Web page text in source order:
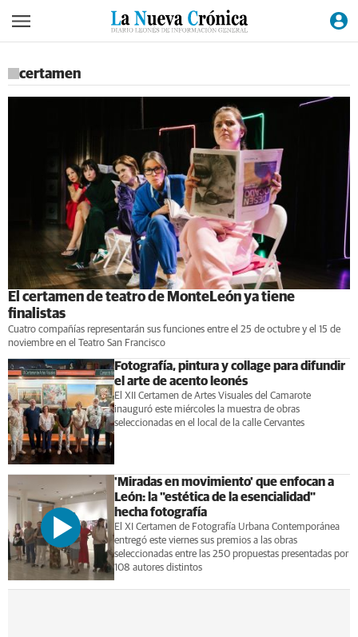
certamen
El certamen de teatro de MonteLeón ya tiene
finalistas
Cuatro compañías representarán sus funciones entre el 25 de octubre y el 15 de
noviembre en el Teatro San Francisco
Fotografía, pintura y collage para difundir
el arte de acento leonés
El XII Certamen de Artes Visuales del Camarote
inauguró este miércoles la muestra de obras
seleccionadas en el local de la calle Cervantes
'Miradas en movimiento' que enfocan a
León: la "estética de la esencialidad"
hecha fotografía
El XI Certamen de Fotografía Urbana Contemporánea
entregó este viernes sus premios a las obras
seleccionadas entre las 250 propuestas presentadas por
108 autores distintos